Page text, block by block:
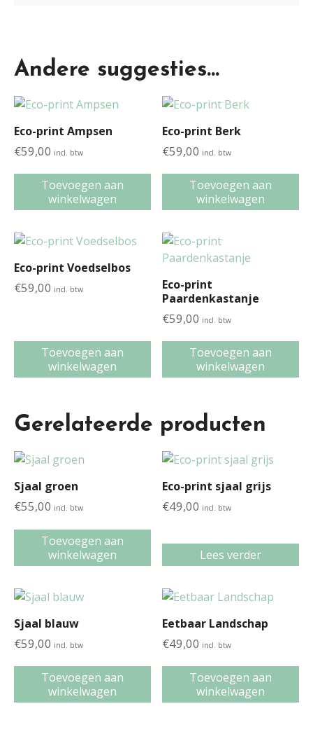
Andere suggesties…
Eco-print Ampsen
€59,00 incl. btw
Toevoegen aan
winkelwagen
Eco-print Berk
€59,00 incl. btw
Toevoegen aan
winkelwagen
Eco-print Voedselbos
€59,00 incl. btw
Toevoegen aan
winkelwagen
Eco-print
Paardenkastanje
€59,00 incl. btw
Toevoegen aan
winkelwagen
Gerelateerde producten
Sjaal groen
€55,00 incl. btw
Toevoegen aan
winkelwagen
Eco-print sjaal grijs
€49,00 incl. btw
Lees verder
Sjaal blauw
€59,00 incl. btw
Toevoegen aan
winkelwagen
Eetbaar Landschap
€49,00 incl. btw
Toevoegen aan
winkelwagen